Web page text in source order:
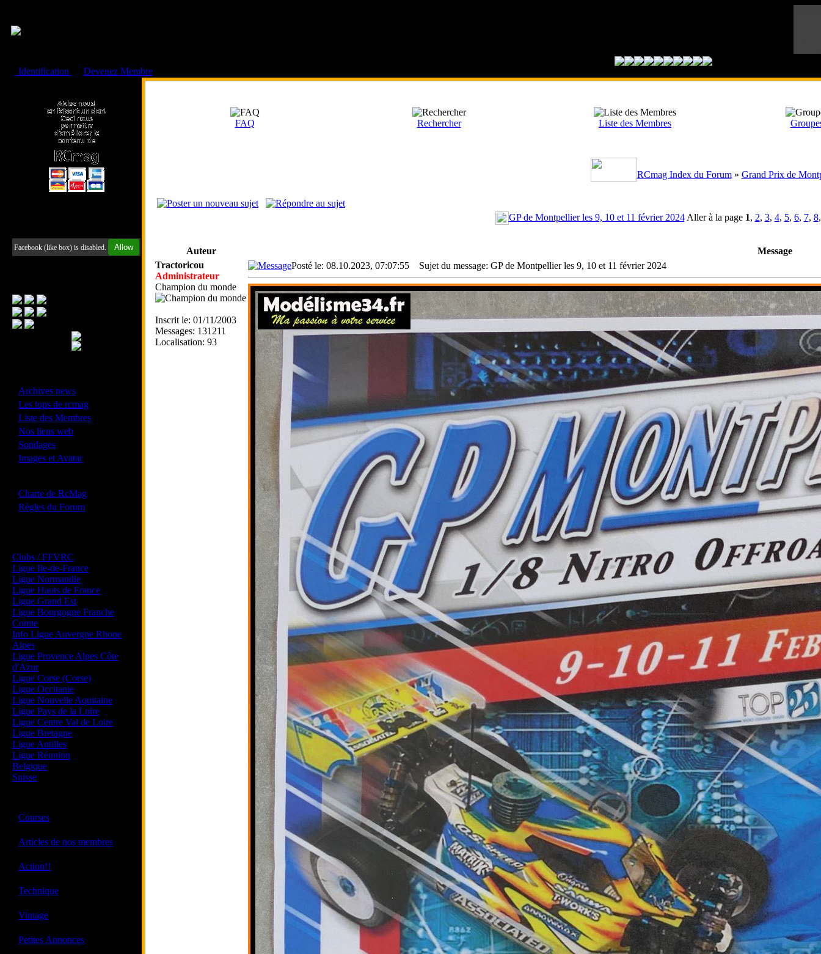
Identification
Devenez Membre
Facebook (like box) is disabled. Allow
Archives news
Les tops de rcmag
Liste des Membres
Nos liens web
Sondages
Images et Avatar
Charte de RcMag
Règles du Forum
Clubs / FFVRC
Ligue Ile-de-France
Ligue Normandie
Ligue Hauts de France
Ligue Grand Est
Ligue Bourgogne Franche
Comte
Info Ligue Auvergne Rhone
Alpes
Ligue Provence Alpes Côte
d'Azur
Ligue Corse (Corse)
Ligue Occitanie
Ligue Nouvelle Aquitaine
Ligue Pays de la Loire
Ligue Centre Val de Loire
Ligue Bretagne
Ligue Antilles
Ligue Réunion
Belgique
Suisse
Courses
Articles de nos membres
Action!!
Technique
Vintage
Petites Annonces
FAQ Rechercher Liste des Membres
RCmag Index du Forum» Grand Prix de
GP de Montpellier les 9, 10 et 11 février 2024Aller à la page 1, 2, 3, 4, 5, 6, 7, 8
Auteur
Message
Tractoricou
Administrateur
Champion du monde
Inscrit le: 01/11/2003
Messages: 131211
Localisation: 93
Posté le: 08.10.2023, 07:07:55 Sujet du message: GP de Montpellier les 9, 10 et 11 février 2024